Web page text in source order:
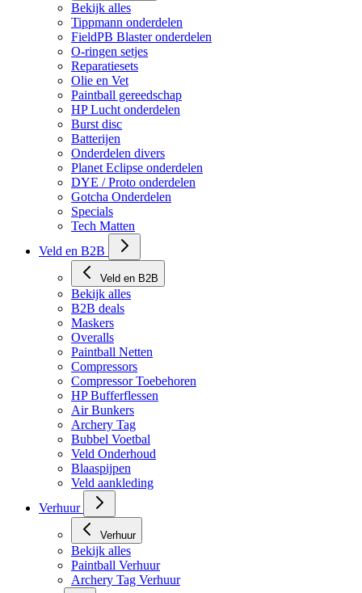
Bekijk alles
Tippmann onderdelen
FieldPB Blaster onderdelen
O-ringen setjes
Reparatiesets
Olie en Vet
Paintball gereedschap
HP Lucht onderdelen
Burst disc
Batterijen
Onderdelen divers
Planet Eclipse onderdelen
DYE / Proto onderdelen
Gotcha Onderdelen
Specials
Tech Matten
Veld en B2B
Veld en B2B
Bekijk alles
B2B deals
Maskers
Overalls
Paintball Netten
Compressors
Compressor Toebehoren
HP Bufferflessen
Air Bunkers
Archery Tag
Bubbel Voetbal
Veld Onderhoud
Blaaspijpen
Veld aankleding
Verhuur
Verhuur
Bekijk alles
Paintball Verhuur
Archery Tag Verhuur